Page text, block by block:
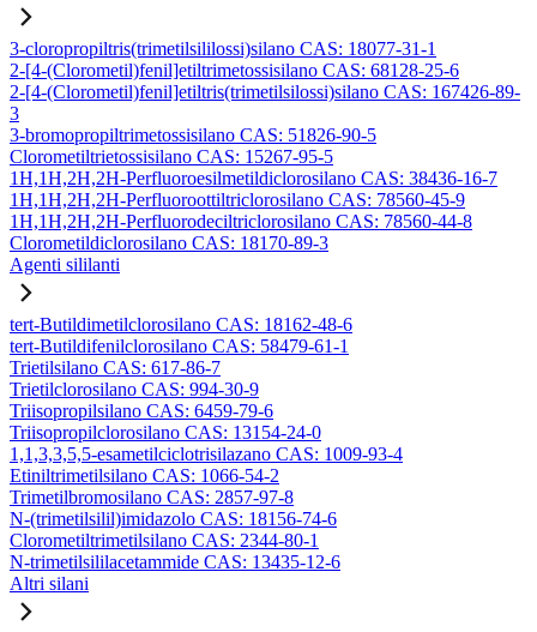
3-cloropropiltris(trimetilsililossi)silano CAS: 18077-31-1
2-[4-(Clorometil)fenil]etiltrimetossisilano CAS: 68128-25-6
2-[4-(Clorometil)fenil]etiltris(trimetilsilossi)silano CAS: 167426-89-
3
3-bromopropiltrimetossisilano CAS: 51826-90-5
Clorometiltrietossisilano CAS: 15267-95-5
1H,1H,2H,2H-Perfluoroesilmetildiclorosilano CAS: 38436-16-7
1H,1H,2H,2H-Perfluoroottiltriclorosilano CAS: 78560-45-9
1H,1H,2H,2H-Perfluorodeciltriclorosilano CAS: 78560-44-8
Clorometildiclorosilano CAS: 18170-89-3
Agenti sililanti
tert-Butildimetilclorosilano CAS: 18162-48-6
tert-Butildifenilclorosilano CAS: 58479-61-1
Trietilsilano CAS: 617-86-7
Trietilclorosilano CAS: 994-30-9
Triisopropilsilano CAS: 6459-79-6
Triisopropilclorosilano CAS: 13154-24-0
1,1,3,3,5,5-esametilciclotrisilazano CAS: 1009-93-4
Etiniltrimetilsilano CAS: 1066-54-2
Trimetilbromosilano CAS: 2857-97-8
N-(trimetilsilil)imidazolo CAS: 18156-74-6
Clorometiltrimetilsilano CAS: 2344-80-1
N-trimetilsililacetammide CAS: 13435-12-6
Altri silani